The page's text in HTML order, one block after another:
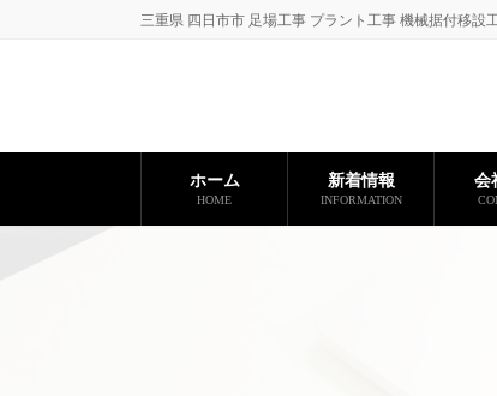
三重県 四日市市 足場工事 プラント工事 機械据付移
ホーム
HOME
新着情報
INFORMATION
会